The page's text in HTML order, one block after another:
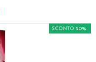
SCONTO 20%